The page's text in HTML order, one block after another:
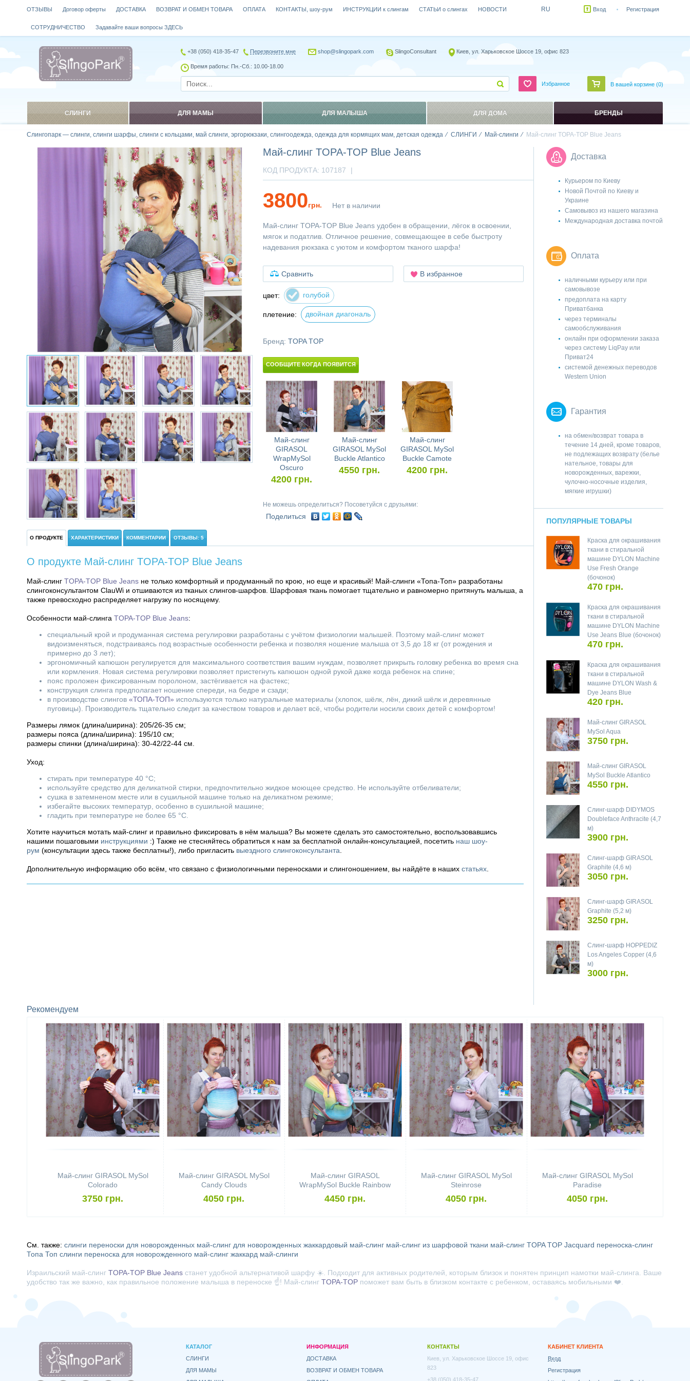
Слингопарк — слинги, слинги шарфы, слинги с кольцами, май слинги, эргорюкзаки, слингоодежда, одежда для кормящих мам, детская одежда СЛИНГИ Май-слинги Май-слинг TOPA-TOP Blue Jeans
Май-слинг TOPA-TOP Blue Jeans
КОД ПРОДУКТА: 107187 |
3800грн. Нет в наличии
Май-слинг TOPA-TOP Blue Jeans удобен в обращении, лёгок в освоении,
мягок и податлив. Отличное решение, совмещающее в себе быстроту
надевания рюкзака с уютом и комфортом тканого шарфа!
Сравнить В избранное
цвет: голубой
плетение: двойная диагональ
Бренд: TOPA TOP
СООБЩИТЕ КОГДА ПОЯВИТСЯ
Май-слинг
GIRASOL
WrapMySol
Oscuro
4200 грн.
Май-слинг
GIRASOL MySol
Buckle Atlantico
4550 грн.
Май-слинг
GIRASOL MySol
Buckle Camote
4200 грн.
Не можешь определиться? Посоветуйся с друзьями:
Поделиться
О ПРОДУКТЕ ХАРАКТЕРИСТИКИ КОММЕНТАРИИ ОТЗЫВЫ: 5
О продукте Май-слинг TOPA-TOP Blue Jeans
Май-слинг TOPA-TOP Blue Jeans не только комфортный и продуманный по крою, но еще и красивый! Май-слинги «Топа-Топ» разработаны
слингоконсультантом ClauWi и отшиваются из тканых слингов-шарфов. Шарфовая ткань помогает тщательно и равномерно притянуть малыша, а
также превосходно распределяет нагрузку по носящему.
Особенности май-слинга TOPA-TOP Blue Jeans:
специальный крой и продуманная система регулировки разработаны с учётом физиологии малышей. Поэтому май-слинг может
видоизменяться, подстраиваясь под возрастные особенности ребенка и позволяя ношение малыша от 3,5 до 18 кг (от рождения и
примерно до 3 лет);
эргономичный капюшон регулируется для максимального соответствия вашим нуждам, позволяет прикрыть головку ребенка во время сна
или кормления. Новая система регулировки позволяет пристегнуть капюшон одной рукой даже когда ребенок на спине;
пояс проложен фиксированным поролоном, застёгивается на фастекс;
конструкция слинга предполагает ношение спереди, на бедре и сзади;
в производстве слингов «ТОПА-ТОП» используются только натуральные материалы (хлопок, шёлк, лён, дикий шёлк и деревянные
пуговицы). Производитель тщательно следит за качеством товаров и делает всё, чтобы родители носили своих детей с комфортом!
Размеры лямок (длина/ширина): 205/26-35 см;
размеры пояса (длина/ширина): 195/10 см;
размеры спинки (длина/ширина): 30-42/22-44 см.
Уход:
стирать при температуре 40 °C;
используйте средство для деликатной стирки, предпочтительно жидкое моющее средство. Не используйте отбеливатели;
сушка в затемненом месте или в сушильной машине только на деликатном режиме;
избегайте высоких температур, особенно в сушильной машине;
гладить при температуре не более 65 °C.
Хотите научиться мотать май-слинг и правильно фиксировать в нём малыша? Вы можете сделать это самостоятельно, воспользовавшись
нашими пошаговыми инструкциями :) Также не стесняйтесь обратиться к нам за бесплатной онлайн-консультацией, посетить наш шоу-
рум (консультации здесь также бесплатны!), либо пригласить выездного слингоконсультанта
Дополнительную информацию обо всём, что связано с физиологичными переносками и слингоношением, вы найдёте в наших статьях
Доставка
Курьером по Киеву
Новой Почтой по Киеву и
Украине
Самовывоз из нашего магазина
Международная доставка почтой
Оплата
наличными курьеру или при
самовывозе
предоплата на карту
Приватбанка
через терминалы
самообслуживания
онлайн при оформлении заказа
через систему LiqPay или
Приват24
системой денежных переводов
Western Union
Гарантия
на обмен/возврат товара в
течение 14 дней, кроме товаров,
не подлежащих возврату (белье
нательное, товары для
новорожденных, варежки,
чулочно-носочные изделия,
мягкие игрушки)
ПОПУЛЯРНЫЕ ТОВАРЫ
Краска для окрашивания
ткани в стиральной
машине DYLON Machine
Use Fresh Orange
(бочонок)
470 грн.
Краска для окрашивания
ткани в стиральной
машине DYLON Machine
Use Jeans Blue (бочонок)
470 грн.
Краска для окрашивания
ткани в стиральной
машине DYLON Wash &
Dye Jeans Blue
420 грн.
Май-слинг GIRASOL
MySol Aqua
3750 грн.
Май-слинг GIRASOL
MySol Buckle Atlantico
4550 грн.
Слинг-шарф DIDYMOS
Doubleface Anthracite (4,7
м)
3900 грн.
Слинг-шарф GIRASOL
Graphite (4,6 м)
3050 грн.
Слинг-шарф GIRASOL
Graphite (5,2 м)
3250 грн.
Слинг-шарф HOPPEDIZ
Los Angeles Copper (4,6
м)
3000 грн.
Рекомендуем
Май-слинг GIRASOL MySol
Colorado
3750 грн.
Май-слинг GIRASOL MySol
Candy Clouds
4050 грн.
Май-слинг GIRASOL
WrapMySol Buckle Rainbow
Dreamer
4450 грн.
Май-слинг GIRASOL MySol
Steinrose
4050 грн.
Май-слинг GIRASOL MySol
Paradise
4050 грн.
См. также: слинги переноски для новорожденных май-слинг для новорожденных жаккардовый май-слинг май-слинг из шарфовой ткани май-слинг TOPA TOP Jacquard переноска-слинг
Топа Топ слинги переноска для новорожденного май-слинг жаккард май-слинги
Израильский май-слинг TOPA-TOP Blue Jeans станет удобной альтернативой шарфу ☀️. Подходит для активных родителей, которым близок и понятен принцип намотки май-слинга. Ваше
удобство так же важно, как правильное положение малыша в переноске ☝️! Май-слинг TOPA-TOP поможет вам быть в близком контакте с ребенком, оставаясь мобильными ❤️.
ОТЗЫВЫ Договор оферты ДОСТАВКА ВОЗВРАТ И ОБМЕН ТОВАРА ОПЛАТА КОНТАКТЫ, шоу-рум ИНСТРУКЦИИ к слингам СТАТЬИ о слингах НОВОСТИ
СОТРУДНИЧЕСТВО Задавайте ваши вопросы ЗДЕСЬ
RU Вход Регистрация
+38 (050) 418-35-47 Перезвоните мне shop@slingopark.com SlingoConsultant Киев, ул. Харьковское Шоссе 19, офис 823
Время работы: Пн.-Сб.: 10.00-18.00
Избранное В вашей корзине (0)
СЛИНГИ ДЛЯ МАМЫ ДЛЯ МАЛЫША ДЛЯ ДОМА БРЕНДЫ
КАТАЛОГ
СЛИНГИ
ДЛЯ МАМЫ
ИНФОРМАЦИЯ
ДОСТАВКА
ВОЗВРАТ И ОБМЕН ТОВАРА
КОНТАКТЫ
Киев, ул. Харьковское Шоссе 19, офис
823
+38 (050) 418-35-47
КАБИНЕТ КЛИЕНТА
Вход
Регистрация